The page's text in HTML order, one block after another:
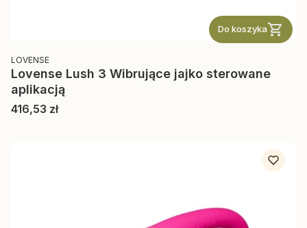
Do koszyka
PRODUCENT
LOVENSE
Lovense Lush 3 Wibrujące jajko sterowane
aplikacją
Cena
416,53 zł